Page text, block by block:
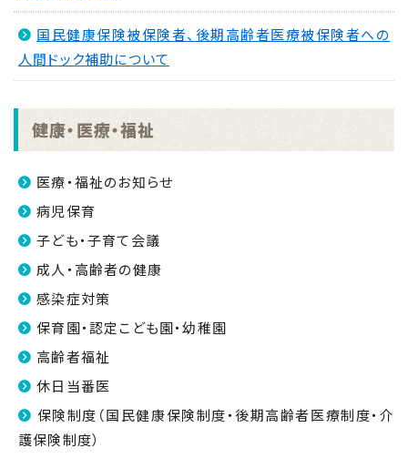
国民健康保険被保険者、後期高齢者医療被保険者への
人間ドック補助について
健康・医療・福祉
医療・福祉のお知らせ
病児保育
子ども・子育て会議
成人・高齢者の健康
感染症対策
保育園・認定こども園・幼稚園
高齢者福祉
休日当番医
保険制度（国民健康保険制度・後期高齢者医療制度・介
護保険制度）